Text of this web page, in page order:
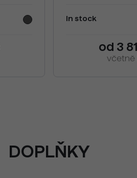
In stock
od 3
včetně
DOPLŇKY